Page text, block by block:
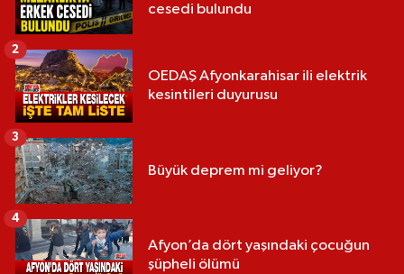
cesedi bulundu
OEDAŞ Afyonkarahisar ili elektrik
kesintileri duyurusu
2
Büyük deprem mi geliyor?
3
Afyon’da dört yaşındaki çocuğun
şüpheli ölümü
4